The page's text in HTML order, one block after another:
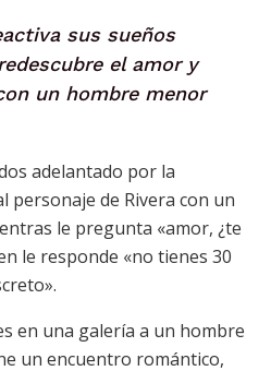
sus sueños
el amor y
un hombre menor
adelantado por la
personaje de Rivera con un
le pregunta «amor, ¿te
le responde «no tienes 30
en una galería a un hombre
un encuentro romántico,